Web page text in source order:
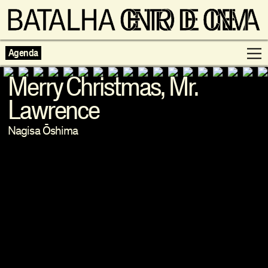
Agenda
Programação
Merry Christmas, Mr.
Lawrence
Nagisa Ōshima